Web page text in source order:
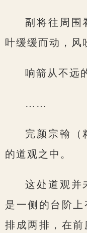
副将往周围
叶缓缓而动，风
响箭从不远
……
完颜宗翰（
的道观之中。
这处道观并
是一侧的台阶
排成两排，在